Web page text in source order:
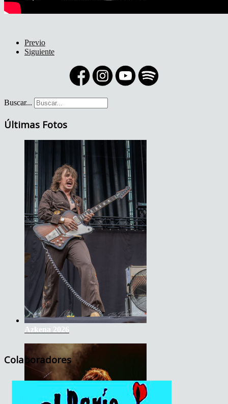
Previo
Siguiente
Buscar...
Últimas Fotos
Azkena 2026
Colaboradores